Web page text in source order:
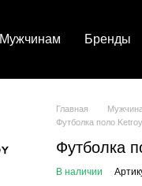
Мужчинам Бренды
Главная
Футболка поло
Футболка
В наличии